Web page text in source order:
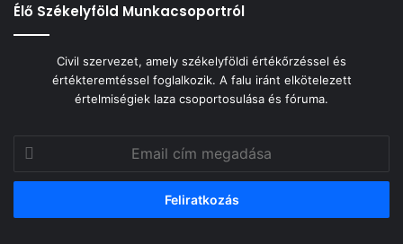
Élő Székelyföld Munkacsoportról
Civil szervezet, amely székelyföldi értékőrzéssel és
értékteremtéssel foglalkozik. A falu iránt elkötelezett
értelmiségiek laza csoportosulása és fóruma.
cím
megadása